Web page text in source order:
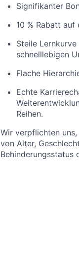
Signifikanter
10 % Rabatt
Steile
schnelllebigen
Flache
Echte
Reihen.
Wir verpflichten
von Alter,
Behinderungsstatus